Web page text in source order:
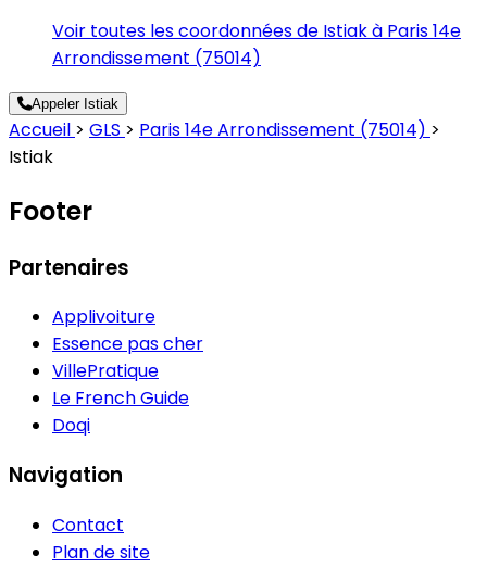
Voir toutes les coordonnées de Istiak à Paris 14e
Arrondissement (75014)
Appeler Istiak
Accueil > GLS > Paris 14e Arrondissement (75014) >
Istiak
Footer
Partenaires
Applivoiture
Essence pas cher
VillePratique
Le French Guide
Doqi
Navigation
Contact
Plan de site